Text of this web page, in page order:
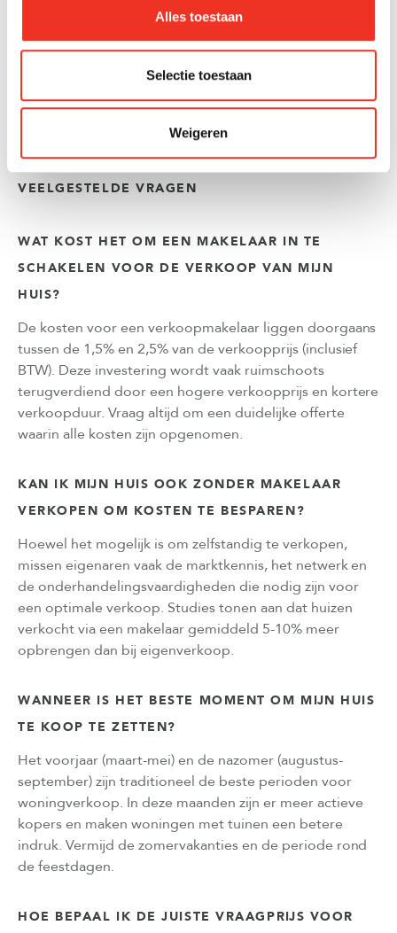
Alles toestaan
Selectie toestaan
Weigeren
Het verkopen van je huis hoeft met de juiste
voorbereiding en professionele begeleiding geen
langdurig proces te zijn. Wij helpen je graag met een
realistische planning en een effectieve
verkoopstrategie.Neem contact opvoor een
vrijblijvend gesprek over de verkoop van jouw woning.
VEELGESTELDE VRAGEN
WAT KOST HET OM EEN MAKELAAR IN TE
SCHAKELEN VOOR DE VERKOOP VAN MIJN
HUIS?
De kosten voor een verkoopmakelaar liggen doorgaans
tussen de 1,5% en 2,5% van de verkoopprijs (inclusief
BTW). Deze investering wordt vaak ruimschoots
terugverdiend door een hogere verkoopprijs en kortere
verkoopduur. Vraag altijd om een duidelijke offerte
waarin alle kosten zijn opgenomen.
KAN IK MIJN HUIS OOK ZONDER MAKELAAR
VERKOPEN OM KOSTEN TE BESPAREN?
Hoewel het mogelijk is om zelfstandig te verkopen,
missen eigenaren vaak de marktkennis, het netwerk en
de onderhandelingsvaardigheden die nodig zijn voor
een optimale verkoop. Studies tonen aan dat huizen
verkocht via een makelaar gemiddeld 5-10% meer
opbrengen dan bij eigenverkoop.
WANNEER IS HET BESTE MOMENT OM MIJN HUIS
TE KOOP TE ZETTEN?
Het voorjaar (maart-mei) en de nazomer (augustus-
september) zijn traditioneel de beste perioden voor
woningverkoop. In deze maanden zijn er meer actieve
kopers en maken woningen met tuinen een betere
indruk. Vermijd de zomervakanties en de periode rond
de feestdagen.
HOE BEPAAL IK DE JUISTE VRAAGPRIJS VOOR